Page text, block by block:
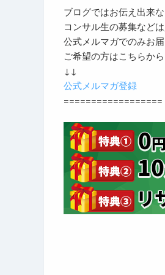
ブログではお伝え出来な
コンサル生の募集など
公式メルマガでのみお届
ご希望の方はこちらから
↓↓
公式メルマガ登録
==================